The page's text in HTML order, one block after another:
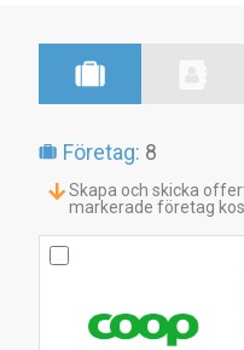
Företag: 8
Skapa och skicka
markerade företag